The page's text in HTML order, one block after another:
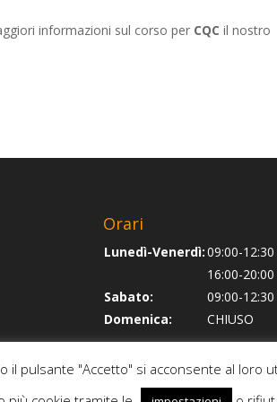
informazioni sul corso per CQC il nostro
Orari
Lunedì-Venerdì:09:00-12:30
16:00-20:00
Sabato:
09:00-12:30
Domenica:
CHIUSO
il pulsante "Accetto" si acconsente al loro